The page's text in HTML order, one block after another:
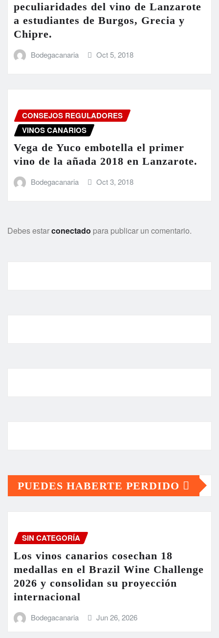
peculiaridades del vino de Lanzarote
a estudiantes de Burgos, Grecia y
Chipre.
Bodegacanaria Oct 5, 2018
CONSEJOS REGULADORES
VINOS CANARIOS
Vega de Yuco embotella el primer
vino de la añada 2018 en Lanzarote.
Bodegacanaria Oct 3, 2018
Debes estarconectado para publicar un comentario.
PUEDES HABERTE PERDIDO
SIN CATEGORÍA
Los vinos canarios cosechan 18
medallas en el Brazil Wine Challenge
2026 y consolidan su proyección
internacional
Bodegacanaria Jun 26, 2026